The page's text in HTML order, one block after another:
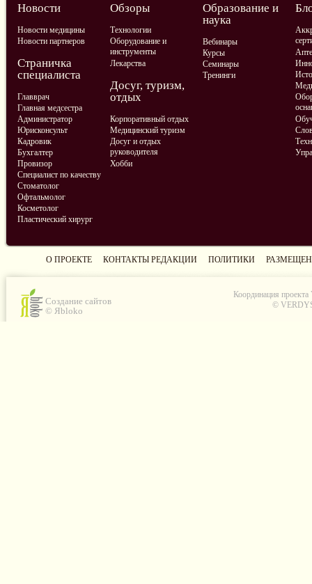
Новости
Новости медицины
Новости партнеров
Обзоры
Технологии
Оборудование и
инструменты
Лекарства
Образование и
наука
Вебинары
Курсы
Семинары
Тренинги
Страничка
специалиста
Главврач
Главная медсестра
Администратор
Юрисконсульт
Кадровик
Бухгалтер
Провизор
Специалист по качеству
Стоматолог
Офтальмолог
Косметолог
Пластический хирург
Досуг, туризм,
отдых
Корпоративный отдых
Медицинский туризм
Досуг и отдых
руководителя
Хобби
О ПРОЕКТЕ КОНТАКТЫ РЕДАКЦИИ ПОЛИТИКИ
Создание сайтов
© Яbloko
Координация проекта
©